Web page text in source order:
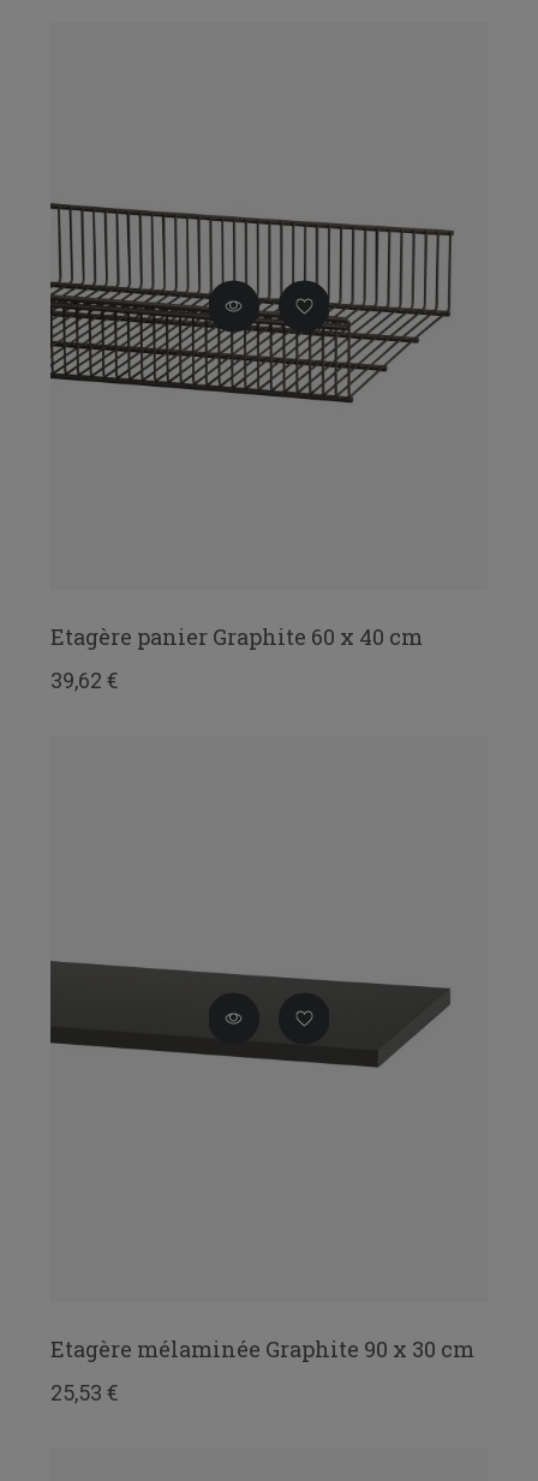
Etagère panier Graphite 60 x 40 cm
39,62 €
Etagère mélaminée Graphite 90 x 30 cm
25,53 €